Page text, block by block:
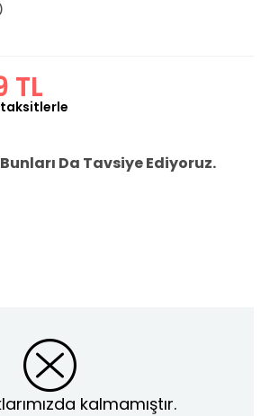
TL
Da Tavsiye Ediyoruz.
kalmamıştır.